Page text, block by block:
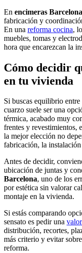
En encimeras Barcelona
fabricación y
En una reforma cocina,
muebles, tomas y
hora que encarezcan la
Cómo decidir
en tu vivienda
Si buscas equilibrio
cuarzo suele ser una
térmica, acabado muy
frentes y revestimientos,
la mejor elección no
fabricación, la
Antes de decidir,
ubicación de juntas y
Barcelona, uno de los
por estética sin valorar
montaje en la vivienda.
Si estás comparando
sensato es pedir una
distribución, recortes,
más criterio y evitar
reforma.